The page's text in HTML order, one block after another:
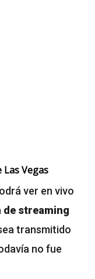
Las Vegas
ver en vivo
de streaming
transmitido
no fue